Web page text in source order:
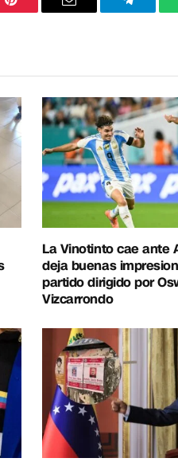
PinterestCorreo
La Vinotinto cae ante
deja buenas
partido dirigido por
Vizcarrondo